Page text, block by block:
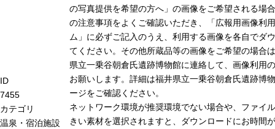
ID
7455
カテゴリ
温泉・宿泊施設
の写真提供を希望の方へ」の画像をご希望される場
の注意事項をよくご確認いただき、「広報用画像利
ム」に必ずご記入のうえ、利用する画像を各自でダ
てください。その他所蔵品等の画像をご希望の場合
県立一乗谷朝倉氏遺跡博物館に連絡して、画像利用
お願いします。詳細は福井県立一乗谷朝倉氏遺跡博
ージをご確認ください。
ネットワーク環境が推奨環境でない場合や、ファイ
きい素材を選択されますと、ダウンロードにお時間